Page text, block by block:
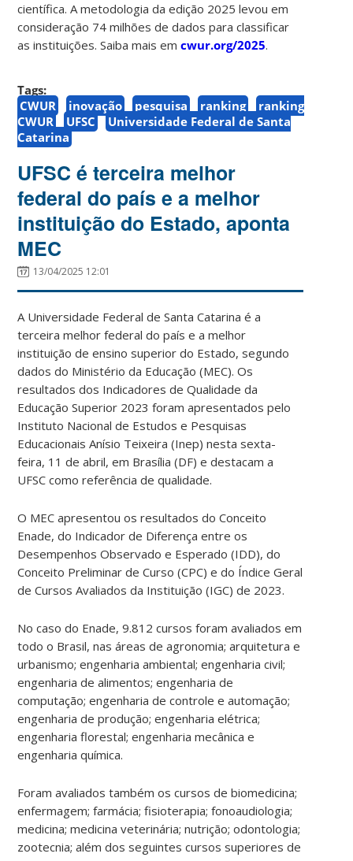
científica. A metodologia da edição 2025 levou em
consideração 74 milhões de dados para classificar
as instituições. Saiba mais emcwur.org/2025.
Tags:
CWUR
inovação pesquisa ranking
ranking
CWUR
UFSC
Universidade Federal de Santa
Catarina
UFSC é terceira melhor
federal do país e a melhor
instituição do Estado, aponta
MEC
13/04/2025 12:01
A Universidade Federal de Santa Catarina é a
terceira melhor federal do país e a melhor
instituição de ensino superior do Estado, segundo
dados do Ministério da Educação (MEC). Os
resultados dos Indicadores de Qualidade da
Educação Superior 2023 foram apresentados pelo
Instituto Nacional de Estudos e Pesquisas
Educacionais Anísio Teixeira (Inep) nesta sexta-
feira, 11 de abril, em Brasília (DF) e destacam a
UFSC como referência de qualidade.
O MEC apresentou os resultados do Conceito
Enade, do Indicador de Diferença entre os
Desempenhos Observado e Esperado (IDD), do
Conceito Preliminar de Curso (CPC) e do Índice Geral
de Cursos Avaliados da Instituição (IGC) de 2023.
No caso do Enade, 9.812 cursos foram avaliados em
todo o Brasil, nas áreas de agronomia; arquitetura e
urbanismo; engenharia ambiental; engenharia civil;
engenharia de alimentos; engenharia de
computação; engenharia de controle e automação;
engenharia de produção; engenharia elétrica;
engenharia florestal; engenharia mecânica e
engenharia química.
Foram avaliados também os cursos de biomedicina;
enfermagem; farmácia; fisioterapia; fonoaudiologia;
medicina; medicina veterinária; nutrição; odontologia;
zootecnia; além dos seguintes cursos superiores de